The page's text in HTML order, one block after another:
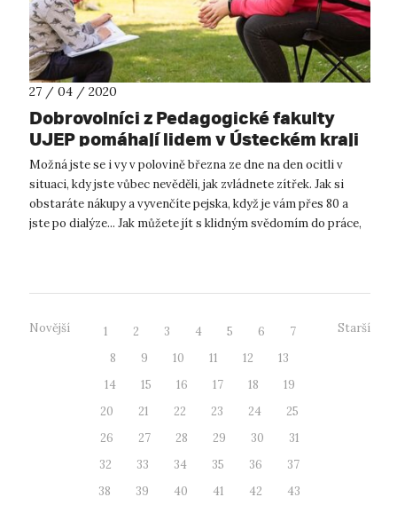
27 / 04 / 2020
Dobrovolníci z Pedagogické fakulty
UJEP pomáhají lidem v Ústeckém kraji
zvládnout krizi
Možná jste se i vy v polovině března ze dne na den ocitli v
situaci, kdy jste vůbec nevěděli, jak zvládnete zítřek. Jak si
obstaráte nákupy a vyvenčíte pejska, když je vám přes 80 a
jste po dialýze... Jak můžete jít s klidným svědomím do práce,
Novější 1 2 3 4 5 6
7
8
9 10 11 12
13
14
15 16 17 18
19
20
21 22 23 24
25
26
27 28 29 30
31
32
33 34 35 36
37
38
39 40 41 42
43
Starší